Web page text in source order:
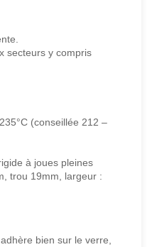
secteurs y compris
(conseillée 212 –
à joues pleines
trou 19mm, largeur :
bien sur le verre,